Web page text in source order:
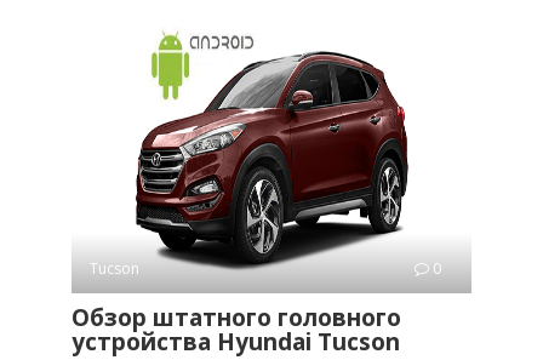
Tucson 0
Обзор штатного головного
устройства Hyundai Tucson